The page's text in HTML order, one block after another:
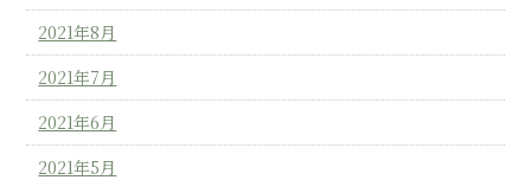
2021年8月
2021年7月
2021年6月
2021年5月